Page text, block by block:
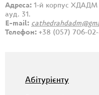
Адреса: 1-й корпус ХДАДМ
ауд. 31.
E-mail:
Телефон: +38 (057) 706-02-
Абітурієнту